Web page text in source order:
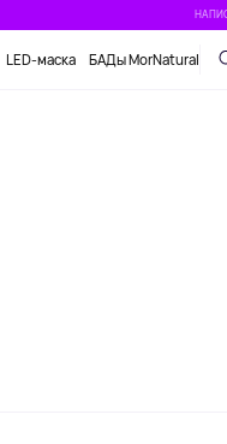
LED-маска БАДы MorNatural